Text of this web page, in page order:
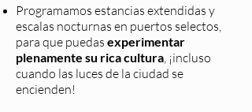
Programamos estancias extendidas y
escalas nocturnas en puertos selectos,
para que puedas experimentar
plenamente su rica cultura, ¡incluso
cuando las luces de la ciudad se
encienden!